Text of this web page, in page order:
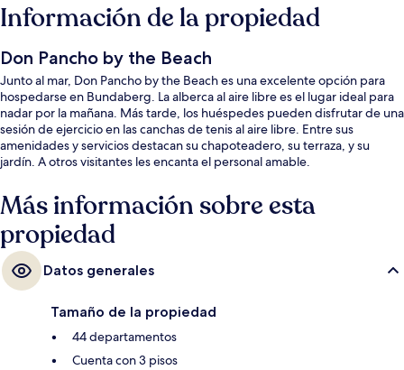
Información de la propiedad
Don Pancho by the Beach
Junto al mar, Don Pancho by the Beach es una excelente opción para
hospedarse en Bundaberg. La alberca al aire libre es el lugar ideal para
nadar por la mañana. Más tarde, los huéspedes pueden disfrutar de una
sesión de ejercicio en las canchas de tenis al aire libre. Entre sus
amenidades y servicios destacan su chapoteadero, su terraza, y su
jardín. A otros visitantes les encanta el personal amable.
Más información sobre esta
propiedad
Datos generales
Tamaño de la propiedad
44 departamentos
Cuenta con 3 pisos